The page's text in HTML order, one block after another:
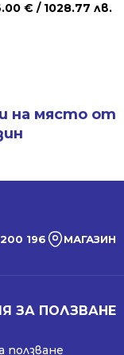
€ / 1028.77 лв.
на място от
196 МАГАЗИН
ЗА ПОЛЗВАНЕ
ползване